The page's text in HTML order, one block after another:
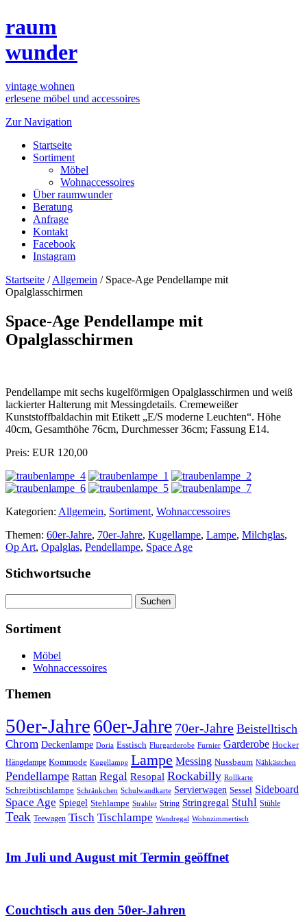
raum
wunder
vintage wohnen
erlesene möbel und accessoires
Zur Navigation
Startseite
Sortiment
Möbel
Wohnaccessoires
Über raumwunder
Beratung
Anfrage
Kontakt
Facebook
Instagram
Startseite /Allgemein / Space-Age Pendellampe mit
Opalglasschirmen
Space-Age Pendellampe mit
Opalglasschirmen
Pendellampe mit sechs kugelförmigen Opalglasschirmen und weiß
lackierter Halterung mit Messingdetails. Cremeweißer
Kunststoffbaldachin mit Etikett „E/S moderne Leuchten“. Höhe
40cm, Gesamthöhe 76cm, Durchmesser 36cm; Fassung E14.
Preis: EUR 120,00
Kategorien: Allgemein, Sortiment, Wohnaccessoires
Themen: 60er-Jahre, 70er-Jahre, Kugellampe, Lampe, Milchglas,
Op Art, Opalglas, Pendellampe, Space Age
Stichwortsuche
nach:
Sortiment
Möbel
Wohnaccessoires
Themen
50er-Jahre60er-Jahre 70er-Jahre Beistelltisch
Chrom Deckenlampe Doria Esstisch Flurgarderobe Furnier Garderobe Hocker
Hängelampe Kommode Kugellampe Lampe Messing Nussbaum Nähkästchen
Pendellampe Rattan Regal Resopal Rockabilly Rollkarte
Schreibtischlampe Schränkchen Schulwandkarte Servierwagen Sessel Sideboard
Space Age Spiegel Stehlampe Strahler String Stringregal Stuhl Stühle
Teak Teewagen Tisch Tischlampe Wandregal Wohnzimmertisch
Im Juli und August mit Termin geöffnet
Couchtisch aus den 50er-Jahren